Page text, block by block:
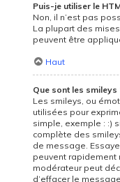
Puis-je utiliser le
Non, il n’est pas
La plupart des
peuvent être
Haut
Que sont les smileys
Les smileys, ou
utilisées pour
simple, exemple : :)
complète des
de message.
peuvent rapidement
modérateur peut
d’effacer le